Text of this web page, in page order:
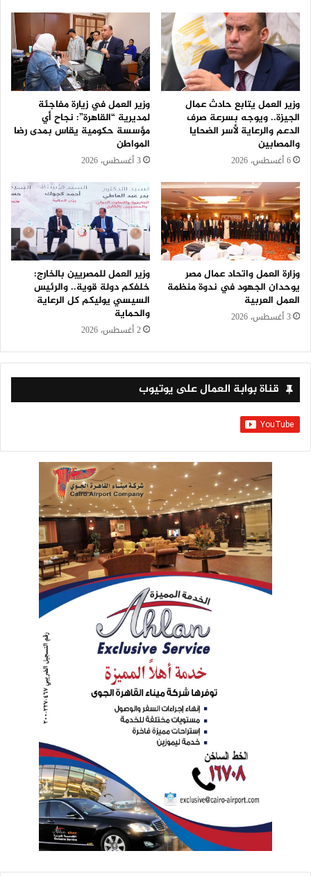
وزير العمل يتابع حادث عمال
الجيزة.. ويوجه بسرعة صرف
الدعم والرعاية لأسر الضحايا
والمصابين
6 أغسطس، 2026
وزير العمل في زيارة مفاجئة
لمديرية “القاهرة”: نجاح أي
مؤسسة حكومية يقاس بمدى رضا
المواطن
3 أغسطس، 2026
وزارة العمل واتحاد عمال مصر
يوحدان الجهود في ندوة منظمة
العمل العربية
3 أغسطس، 2026
وزير العمل للمصريين بالخارج:
خلفكم دولة قوية.. والرئيس
السيسي يوليكم كل الرعاية
والحماية
2 أغسطس، 2026
قناة بوابة العمال على يوتيوب